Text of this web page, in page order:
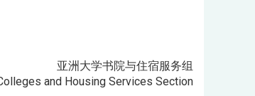
亚洲大学书院与住宿服务组
and Housing Services Section